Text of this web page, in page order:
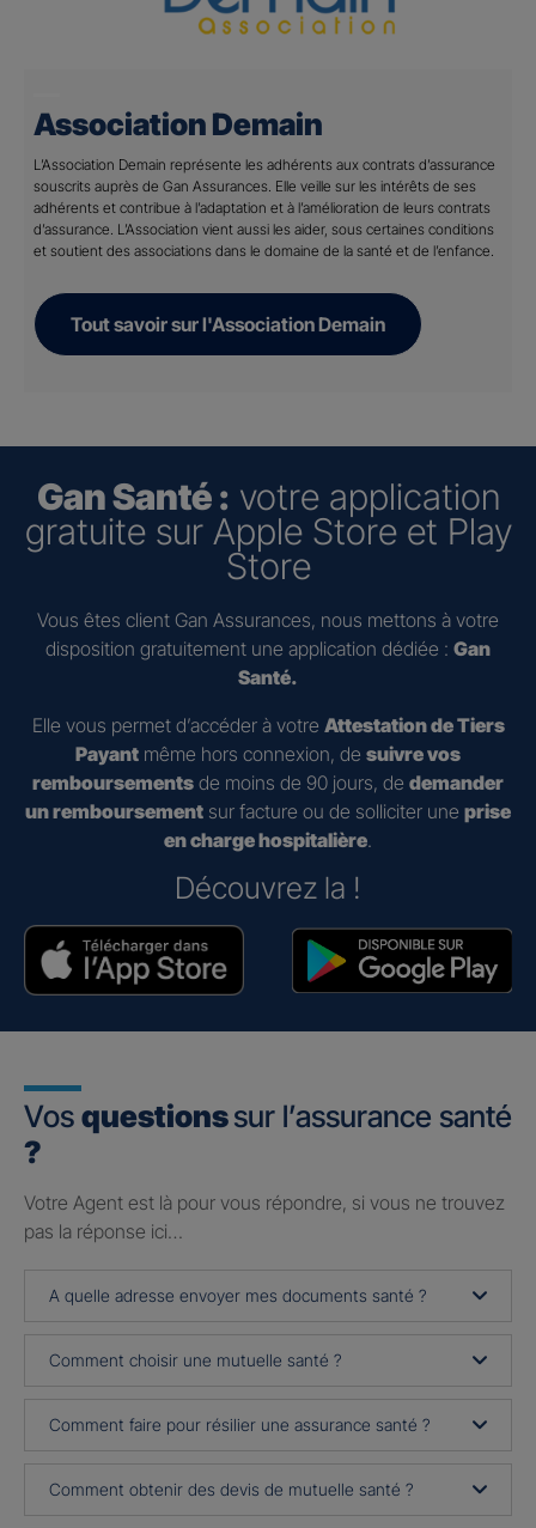
Association Demain
L’Association Demain représente les adhérents aux contrats d’assurance
souscrits auprès de Gan Assurances. Elle veille sur les intérêts de ses
adhérents et contribue à l’adaptation et à l’amélioration de leurs contrats
d’assurance. L’Association vient aussi les aider, sous certaines conditions
et soutient des associations dans le domaine de la santé et de l’enfance.
Tout savoir sur l'Association Demain
Gan Santé : votre application
gratuite sur Apple Store et Play
Store
Vous êtes client Gan Assurances, nous mettons à votre
disposition gratuitement une application dédiée : Gan
Santé.
Elle vous permet d’accéder à votre Attestation de Tiers
Payant même hors connexion, de suivre vos
remboursements de moins de 90 jours, de demander
un remboursement sur facture ou de solliciter une prise
en charge hospitalière.
Découvrez la !
Vos questionssur l’assurance santé
?
Votre Agent est là pour vous répondre, si vous ne trouvez
pas la réponse ici…
A quelle adresse envoyer mes documents santé ?
Comment choisir une mutuelle santé ?
Comment faire pour résilier une assurance santé ?
Comment obtenir des devis de mutuelle santé ?